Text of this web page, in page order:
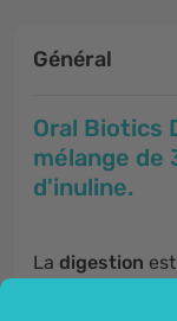
Général
Oral Biotics
mélange de
d'inuline.
La digestion